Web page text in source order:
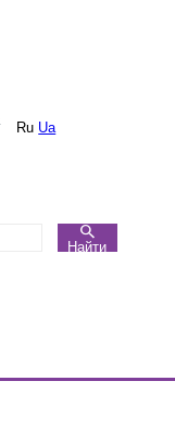
Ru Ua
Найти